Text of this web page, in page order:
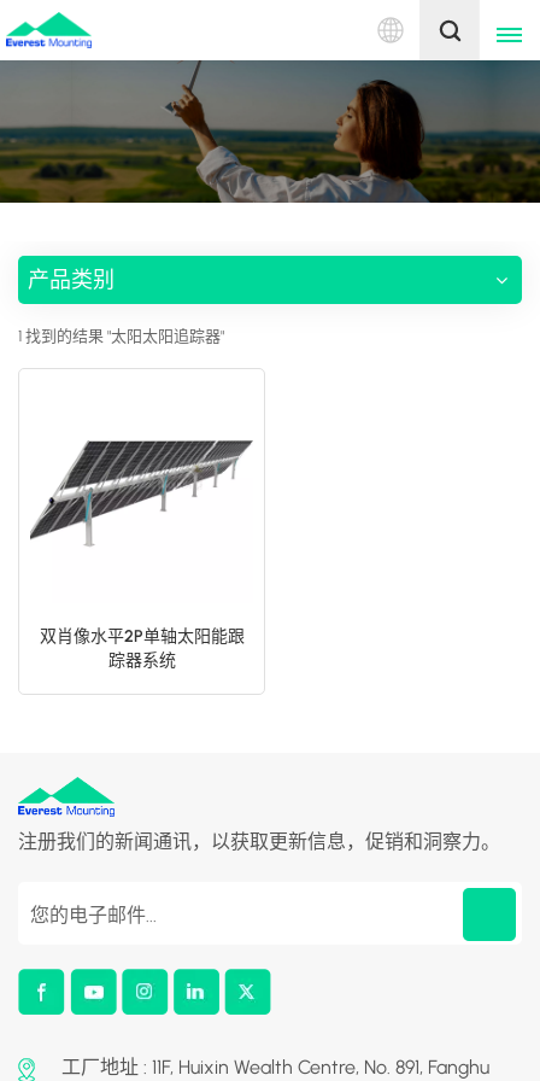
中
English
中文
产品类别
1 找到的结果 "太阳太阳追踪器"
双肖像水平2P单轴太阳能跟
踪器系统
注册我们的新闻通讯，以获取更新信息，促销和洞察力。
工厂地址 : 11F, Huixin Wealth Centre, No. 891, Fanghu